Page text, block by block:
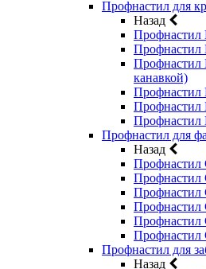
Профнастил для
Назад
Профнастил
Профнастил
Профнастил
канавкой)
Профнастил
Профнастил
Профнастил
Профнастил для
Назад
Профнастил
Профнастил
Профнастил
Профнастил
Профнастил
Профнастил
Профнастил для
Назад